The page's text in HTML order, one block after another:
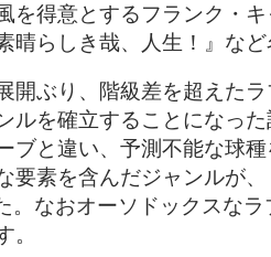
を得意とするフランク・
らしき哉、人生！』な
開ぶり、階級差を超えた
を確立することになっ
ブと違い、予測不能な球
要素を含んだジャンルが
。なおオーソドックスな